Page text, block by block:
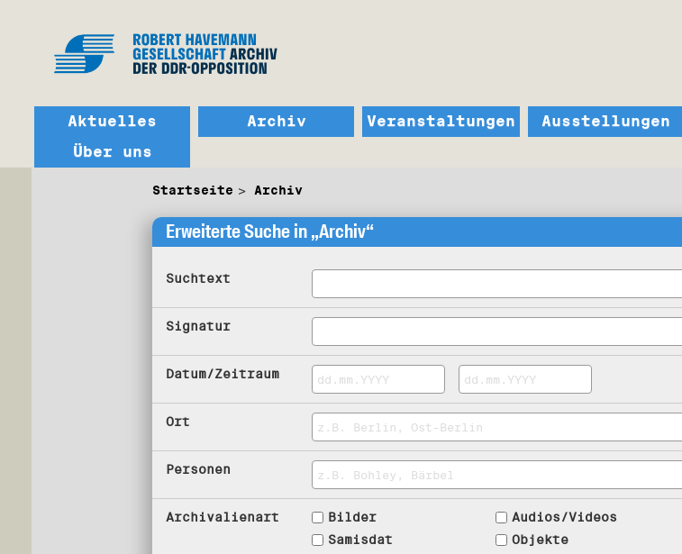
Aktuelles Archiv Veranstaltungen Ausstellungen
Über uns
Startseite Archiv
Erweiterte Suche in „Archiv“
Suchtext
Signatur
Datum/Zeitraum
Ort
Personen
Archivalienart
Bilder
Samisdat
Audios/Videos
Objekte